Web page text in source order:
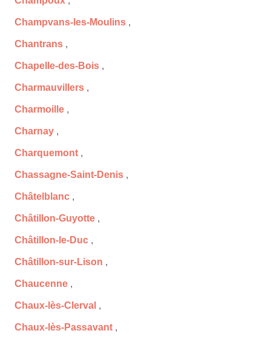
Champvans-les-Moulins ,
Chantrans ,
Chapelle-des-Bois ,
Charmauvillers ,
Charmoille ,
Charnay ,
Charquemont ,
Chassagne-Saint-Denis ,
Châtelblanc ,
Châtillon-Guyotte ,
Châtillon-le-Duc ,
Châtillon-sur-Lison ,
Chaucenne ,
Chaux-lès-Clerval ,
Chaux-lès-Passavant ,